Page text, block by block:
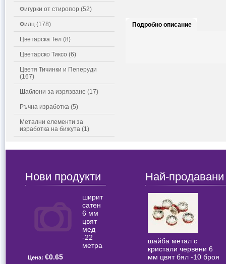
Фигурки от стиропор (52)
Филц (178)
Цветарска Тел (8)
Цветарско Тиксо (6)
Цветя Тичинки и Пеперуди
(167)
Шаблони за изрязване (17)
Ръчна изработка (5)
Метални елементи за
изработка на бижута (1)
Подробно описание
Нови продукти
ширит
сатен
6 мм
цвят
мед
-22
метра
Цена: €0.65
Най-продавани
шайба метал с
кристали червени 6
мм цвят бял -10 броя